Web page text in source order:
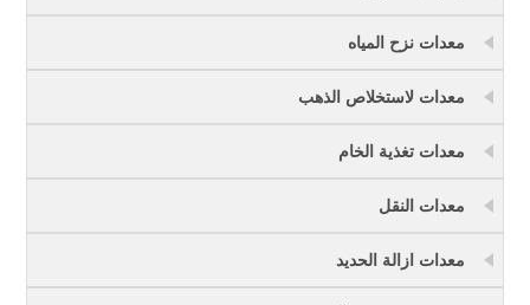
معدات نزح المياه
معدات لاستخلاص الذهب
معدات تغذية الخام
معدات النقل
معدات ازالة الحديد